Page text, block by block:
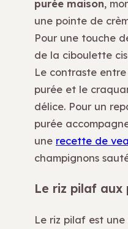
purée maison,
une pointe de
Pour une touche
de la ciboulette
Le contraste
purée et le
délice. Pour un
purée
une recette de
champignons
Le riz pilaf aux
Le riz pilaf est